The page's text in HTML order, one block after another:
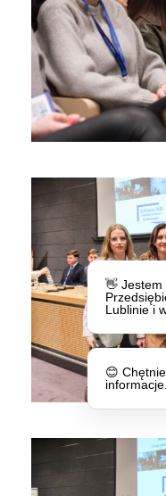
👋 Jestem
Lublinie i
😊
informacje.